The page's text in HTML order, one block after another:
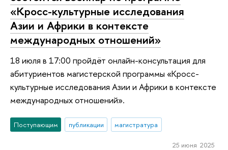
«Кросс-культурные исследования
Азии и Африки в контексте
международных отношений»
18 июля в 17:00 пройдёт онлайн-консультация для
абитуриентов магистерской программы «Кросс-
культурные исследования Азии и Африки в контексте
международных отношений».
Поступающим публикации магистратура
25 июня 2025